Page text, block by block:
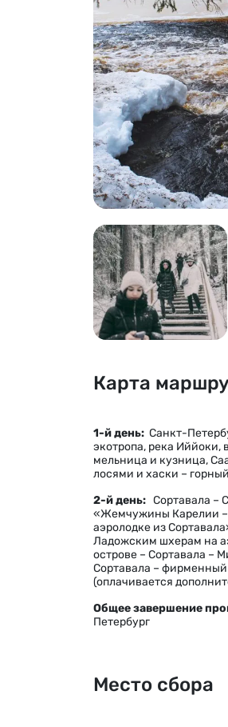
Карта
1-й день: Санкт-
экотропа, река Иййоки,
мельница и кузница,
лосями и хаски –
2-й день: Сортавала –
«Жемчужины Карелии
аэролодке из
Ладожским шхерам на
острове – Сортавала –
Сортавала – фирменный
(оплачивается
Общее завершение
Петербург
Место сбора